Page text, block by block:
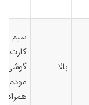
بالا
سیم
کارت و
گوشی/
مودم
همراه